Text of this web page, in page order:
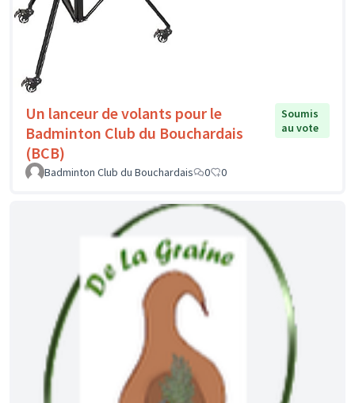
Un lanceur de volants pour le
Badminton Club du Bouchardais
(BCB)
Soumis
au vote
Badminton Club du Bouchardais 0 0